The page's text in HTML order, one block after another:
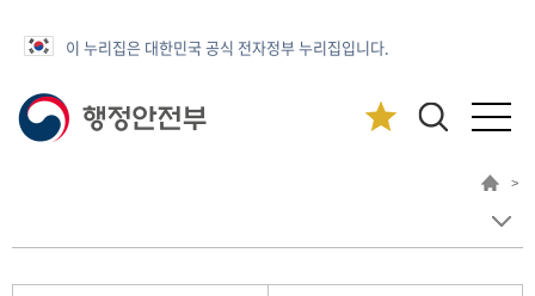
이 누리집은 대한민국 공식 전자정부 누리집입니다.
>